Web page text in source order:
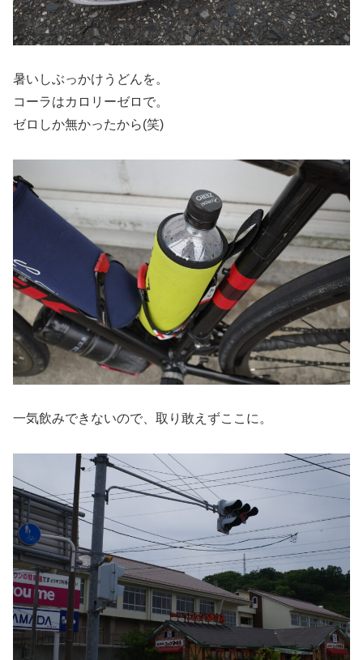
暑いしぶっかけうどんを。
コーラはカロリーゼロで。
ゼロしか無かったから(笑)
一気飲みできないので、取り敢えずここに。